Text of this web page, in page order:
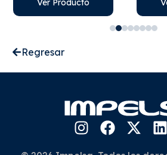
Ver Producto
Regresar